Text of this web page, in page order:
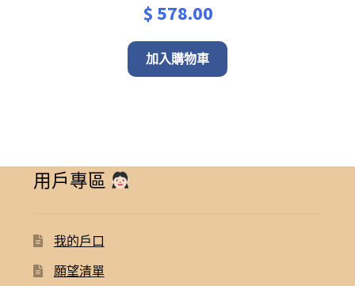
$578.00
加入購物車
用戶專區
我的戶口
願望清單